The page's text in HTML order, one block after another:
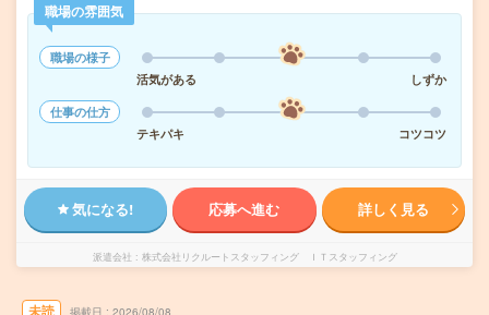
職場の雰囲気
職場の様子
活気がある
しずか
仕事の仕方
テキパキ
コツコツ
気になる! 応募へ進む 詳しく見る
派遣会社 株式会社リクルートスタッフィング ＩＴスタッフィング
未読 掲載日 2026/08/08